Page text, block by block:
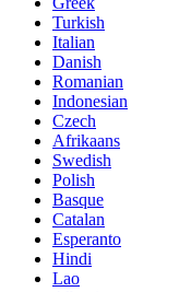
Turkish
Italian
Danish
Romanian
Indonesian
Czech
Afrikaans
Swedish
Polish
Basque
Catalan
Esperanto
Hindi
Lao